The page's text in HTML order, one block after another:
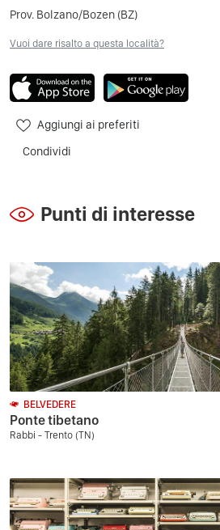
Prov. Bolzano/Bozen (BZ)
Vuoi dare risalto a questa località?
Aggiungi ai preferiti
Condividi
Punti di interesse
BELVEDERE
Ponte tibetano
Rabbi - Trento (TN)